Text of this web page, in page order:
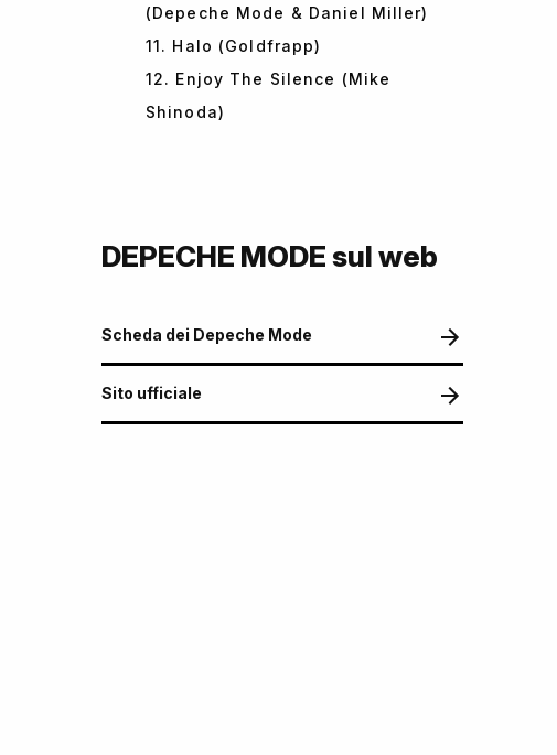
(Depeche Mode & Daniel Miller)
11. Halo (Goldfrapp)
12. Enjoy The Silence (Mike
Shinoda)
DEPECHE MODE sul web
Scheda dei Depeche Mode
Sito ufficiale